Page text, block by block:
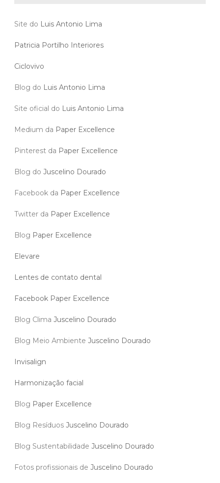
Site do Luis Antonio Lima
Patricia Portilho Interiores
Ciclovivo
Blog do Luis Antonio Lima
Site oficial do Luis Antonio Lima
Medium da Paper Excellence
Pinterest da Paper Excellence
Blog do Juscelino Dourado
Facebook da Paper Excellence
Twitter da Paper Excellence
Blog Paper Excellence
Elevare
Lentes de contato dental
Facebook Paper Excellence
Blog Clima Juscelino Dourado
Blog Meio Ambiente Juscelino Dourado
Invisalign
Harmonização facial
Blog Paper Excellence
Blog Resíduos Juscelino Dourado
Blog Sustentabilidade Juscelino Dourado
Fotos profissionais de Juscelino Dourado